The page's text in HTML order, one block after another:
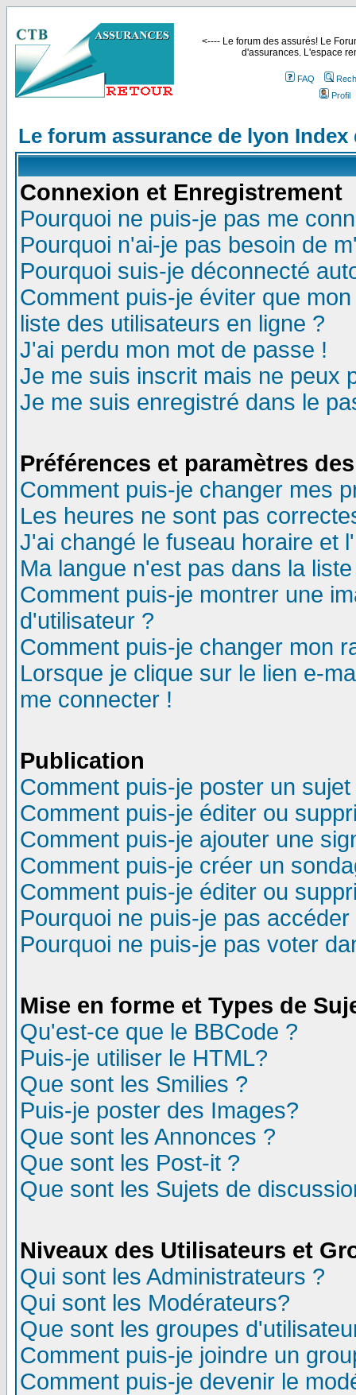
<---- Le forum des assurés! Le
d'assurances. L'espace
FAQ
Profil
Le forum assurance de lyon Index
Connexion et Enregistrement
Pourquoi ne puis-je pas me
Pourquoi n'ai-je pas besoin de
Pourquoi suis-je déconnecté
Comment puis-je éviter que
liste des utilisateurs en ligne ?
J'ai perdu mon mot de passe !
Je me suis inscrit mais ne peux
Je me suis enregistré dans le
Préférences et paramètres
Comment puis-je changer mes
Les heures ne sont pas
J'ai changé le fuseau horaire et
Ma langue n'est pas dans la
Comment puis-je montrer une
d'utilisateur ?
Comment puis-je changer mon
Lorsque je clique sur le lien e-
me connecter !
Publication
Comment puis-je poster un
Comment puis-je éditer ou
Comment puis-je ajouter une
Comment puis-je créer un
Comment puis-je éditer ou
Pourquoi ne puis-je pas
Pourquoi ne puis-je pas voter
Mise en forme et Types de
Qu'est-ce que le BBCode ?
Puis-je utiliser le HTML?
Que sont les Smilies ?
Puis-je poster des Images?
Que sont les Annonces ?
Que sont les Post-it ?
Que sont les Sujets de
Niveaux des Utilisateurs et
Qui sont les Administrateurs ?
Qui sont les Modérateurs?
Que sont les groupes
Comment puis-je joindre un
Comment puis-je devenir le